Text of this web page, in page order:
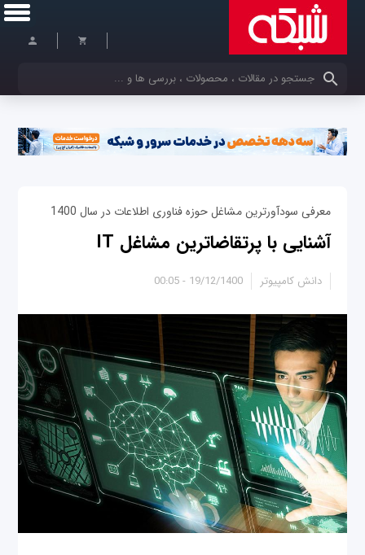
کلمات کلیدی خود را وارد کنید
معرفی سودآورترین مشاغل حوزه فناوری اطلاعات در سال 1400
آشنایی با پرتقاضاترین مشاغل IT
19/12/1400 - 00:05 دانش کامپیوتر